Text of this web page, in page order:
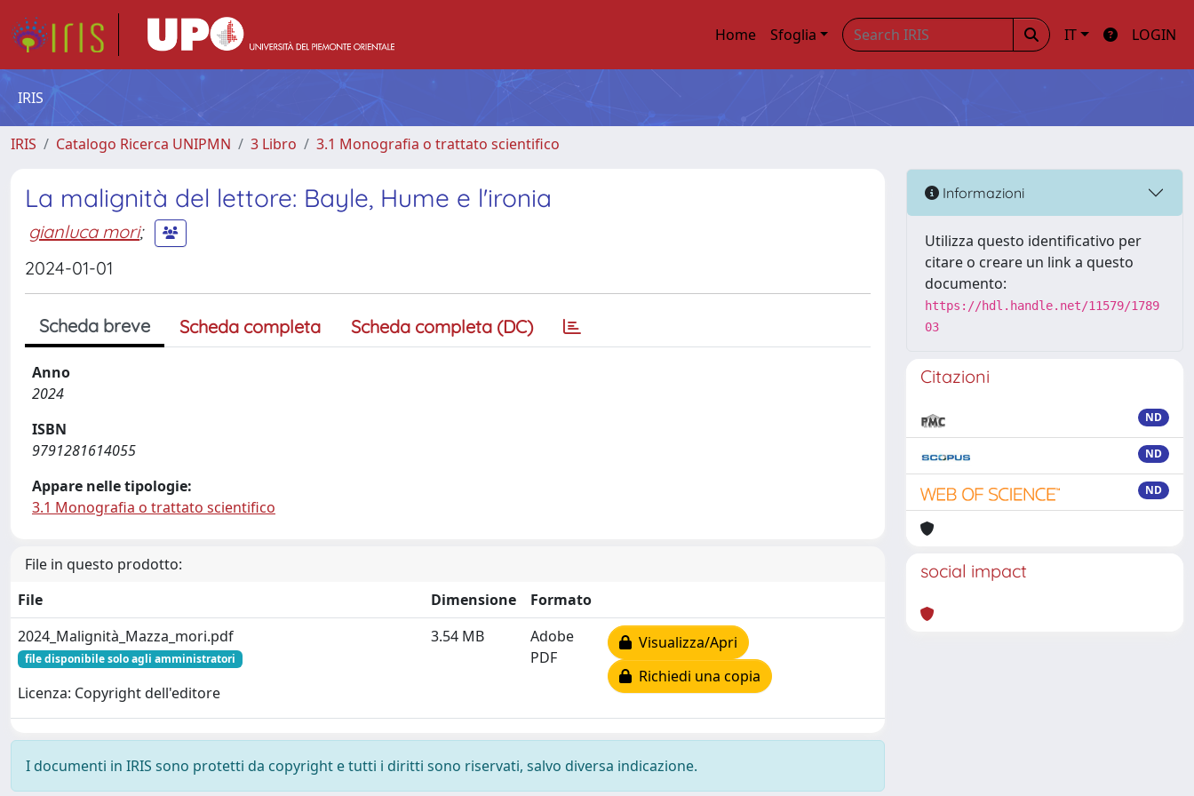
Home Sfoglia IT LOGIN
IRIS
IRIS Catalogo Ricerca UNIPMN 3 Libro 3.1 Monografia o trattato scientifico
La malignità del lettore: Bayle, Hume e l'ironia
gianluca mori;
2024-01-01
Scheda breve Scheda completa Scheda completa (DC)
Anno
2024
ISBN
9791281614055
Appare nelle tipologie:
3.1 Monografia o trattato scientifico
File in questo prodotto:
File
Dimensione
Formato
2024_Malignità_Mazza_mori.pdf
file disponibile solo agli amministratori
Licenza: Copyright dell'editore
3.54 MB
Adobe
PDF
Visualizza/Apri
Richiedi una copia
I documenti in IRIS sono protetti da copyright e tutti i diritti sono riservati, salvo diversa indicazione.
Informazioni
Utilizza questo identificativo per
citare o creare un link a questo
documento:
https://hdl.handle.net/11579/1789
03
Citazioni
ND
ND
ND
social impact